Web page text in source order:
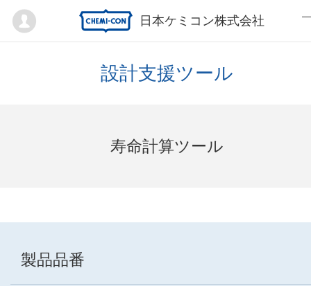
日本ケミコン株式会社
Mypage
設計支援ツール
寿命計算ツール
製品品番